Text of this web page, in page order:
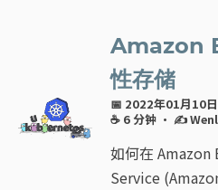
Amazon
性存储
📅 2022年01月10日
☕ 6 分钟 · ✍
如何在
Service